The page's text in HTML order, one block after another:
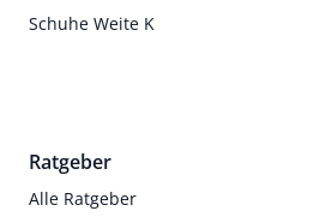
Schuhe Weite K
Ratgeber
Alle Ratgeber